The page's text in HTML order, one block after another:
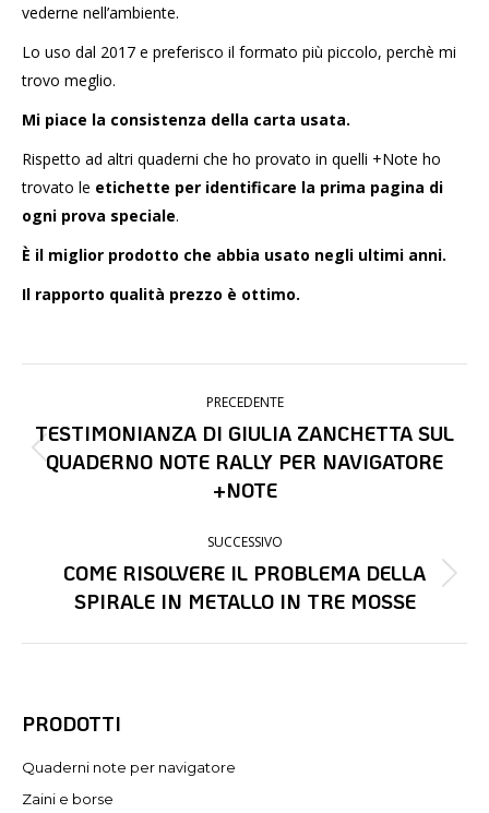
vederne nell’ambiente.
Lo uso dal 2017 e preferisco il formato più piccolo, perchè mi
trovo meglio.
Mi piace la consistenza della carta usata.
Rispetto ad altri quaderni che ho provato in quelli +Note ho
trovato le etichette per identificare la prima pagina di
ogni prova speciale.
È il miglior prodotto che abbia usato negli ultimi anni.
Il rapporto qualità prezzo è ottimo.
POST
PRECEDENTE
Post
precedente:
TESTIMONIANZA DI GIULIA ZANCHETTA SUL
QUADERNO NOTE RALLY PER NAVIGATORE
+NOTE
SUCCESSIVO
Prossimo
post:
COME RISOLVERE IL PROBLEMA DELLA
SPIRALE IN METALLO IN TRE MOSSE
PRODOTTI
Quaderni note per navigatore
Zaini e borse